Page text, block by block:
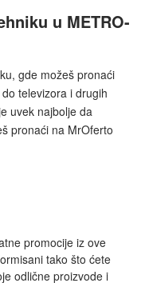
u METRO-
gde možeš pronaći
televizora i drugih
uvek najbolje da
pronaći na MrOferto
promocije iz ove
tako što ćete
odlične proizvode i